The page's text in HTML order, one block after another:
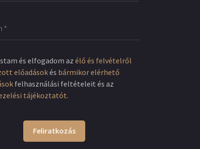
és elfogadom azélő és felvételről
előadásokés bármikor elérhető
felhasználási feltételeit és az
tájékoztatót.
Feliratkozás